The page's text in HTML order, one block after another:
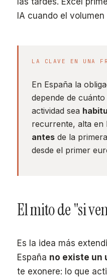
IA cuando el volumen
LA CLAVE EN UNA
En España la
depende de
actividad sea
recurrente, alta en
antes de la
desde el primer
El mito de "si
Es la idea más
España no existe un
te exonere: lo que